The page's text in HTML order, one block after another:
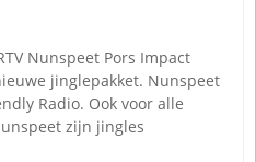
in
in
Nunspeet Pors Impact
jinglepakket. Nunspeet
Radio. Ook voor alle
zijn jingles